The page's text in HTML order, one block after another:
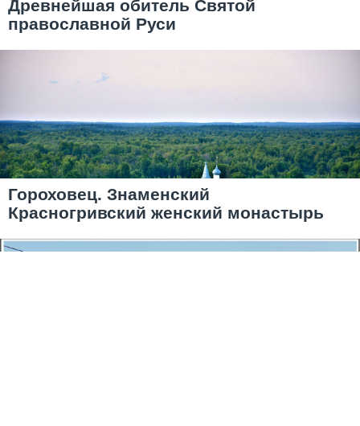
Древнейшая обитель Святой
православной Руси
Гороховец. Знаменский
Красногривский женский монастырь